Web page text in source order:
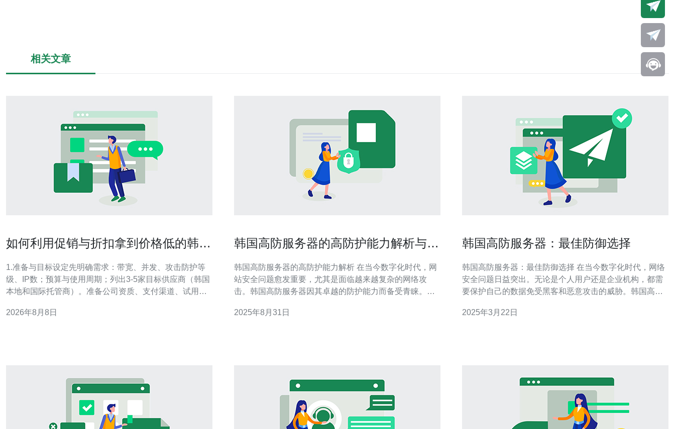
相关文章
如何利用促销与折扣拿到价格低的韩国
1.准备与目标设定先明确需求：带宽、并发、攻击防护等
级、IP数；预算与使用周期；列出3-5家目标供应商（韩国
本地和国际托管商）。准备公司资质、支付渠道、试用流
注册并关注目标商家官网、社交渠道、Telegram/WeChat
2026年8月8日
韩国高防服务器的高防护能力解析与推
韩国高防服务器的高防护能力解析 在当今数字化时代，网
站安全问题愈发重要，尤其是面临越来越复杂的网络攻
击。韩国高防服务器因其卓越的防护能力而备受青睐。本
几款值得信赖的服务器。以下是本文的三大精华： 高效的
2025年8月31日
韩国高防服务器：最佳防御选择
韩国高防服务器：最佳防御选择 在当今数字化时代，网络
安全问题日益突出。无论是个人用户还是企业机构，都需
要保护自己的数据免受黑客和恶意攻击的威胁。韩国高防
的防御能力和稳定的性能。 高防服务器是一种特殊的服务
2025年3月22日